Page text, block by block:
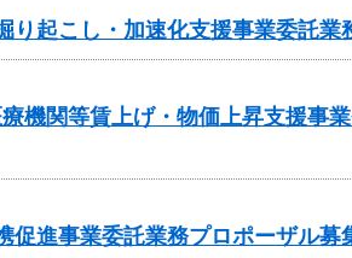
り起こし・加速化支援事業委託
機関等賃上げ・物価上昇支援事
促進事業委託業務プロポーザル募